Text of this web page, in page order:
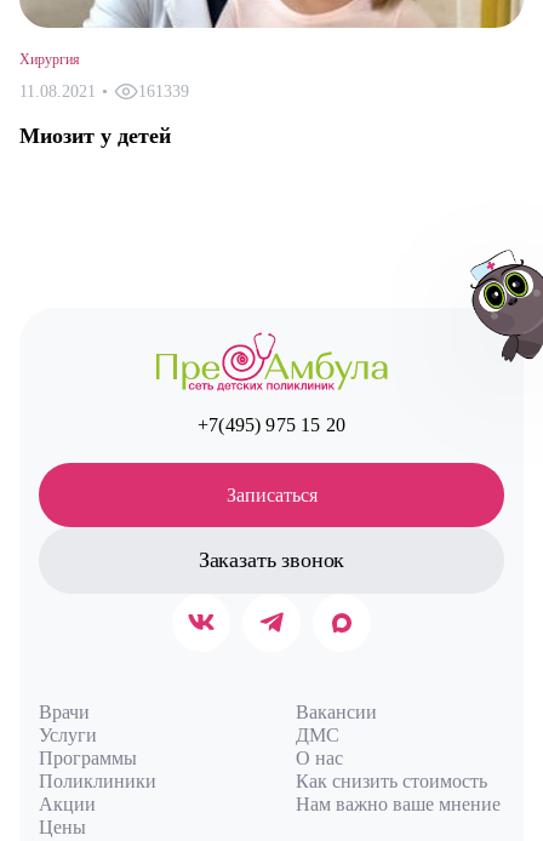
Хирургия
11.08.2021 • 161339
Миозит у детей
+7(495) 975 15 20
Записаться
Заказать звонок
Врачи
Услуги
Программы
Поликлиники
Акции
Цены
Вакансии
ДМС
О нас
Как снизить стоимость
Нам важно ваше мнение